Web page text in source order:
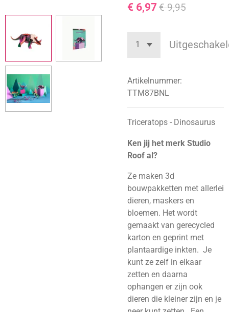
€ 6,97€ 9,95
Artikelnummer:
TTM87BNL
Triceratops - Dinosaurus
Ken jij het merk Studio
Roof al?
Ze maken 3d
bouwpakketten met allerlei
dieren, maskers en
bloemen. Het wordt
gemaakt van gerecycled
karton en geprint met
plantaardige inkten. Je
kunt ze zelf in elkaar
zetten en daarna
ophangen er zijn ook
dieren die kleiner zijn en je